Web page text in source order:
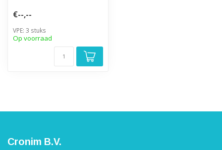
€--,--
VPE: 3 stuks
Op voorraad
Cronim B.V.